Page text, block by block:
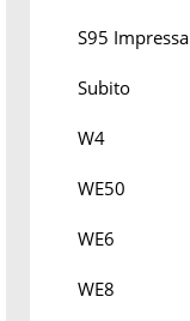
S95 Impressa
Subito
W4
WE50
WE6
WE8